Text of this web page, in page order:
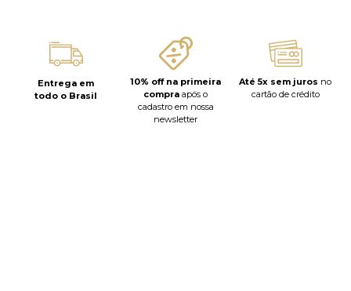
Entrega em
todo o Brasil
10% off na primeira
compra após o
cadastro em nossa
newsletter
Até 5x sem juros no
cartão de crédito